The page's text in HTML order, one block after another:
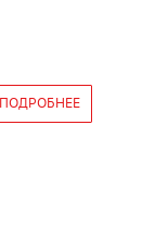
ПОДРОБНЕЕ